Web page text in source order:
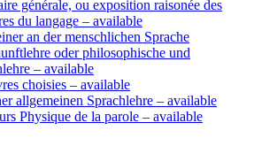
générale, ou exposition raisonée des
du langage – available
an der menschlichen Sprache
oder philosophische und
– available
choisies – available
allgemeinen Sprachlehre – available
Physique de la parole – available